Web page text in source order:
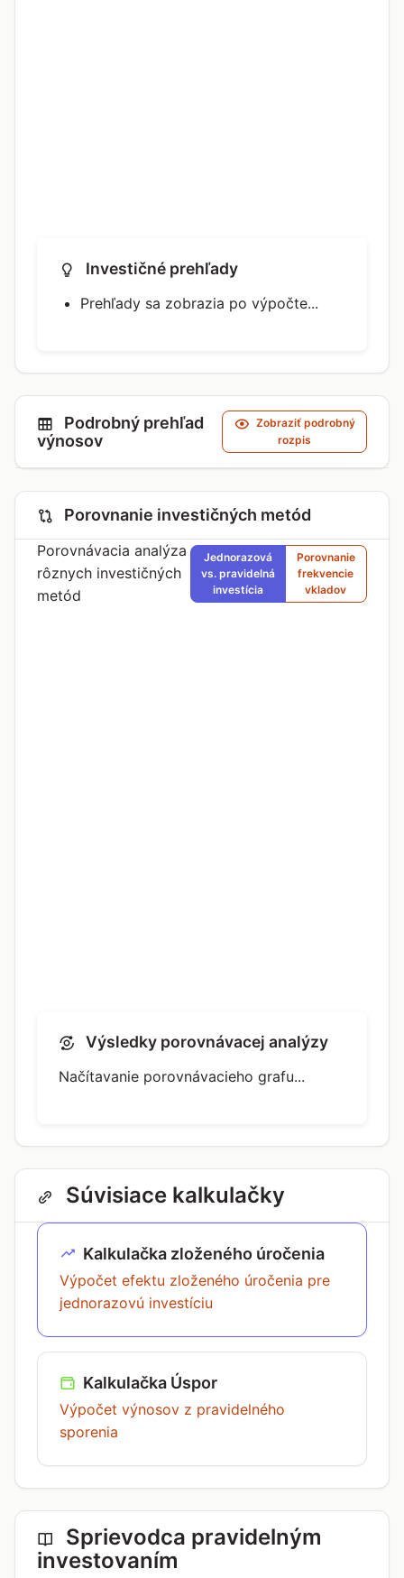
Investičné prehľady
Prehľady sa zobrazia po výpočte...
Podrobný prehľad
výnosov
Zobraziť podrobný
rozpis
Porovnanie investičných metód
Porovnávacia analýza
rôznych investičných
metód
Jednorazová
vs. pravidelná
investícia
Porovnanie
frekvencie
vkladov
Výsledky porovnávacej analýzy
Načítavanie porovnávacieho grafu...
Súvisiace kalkulačky
Kalkulačka zloženého úročenia
Výpočet efektu zloženého úročenia pre
jednorazovú investíciu
Kalkulačka Úspor
Výpočet výnosov z pravidelného
sporenia
Sprievodca pravidelným
investovaním